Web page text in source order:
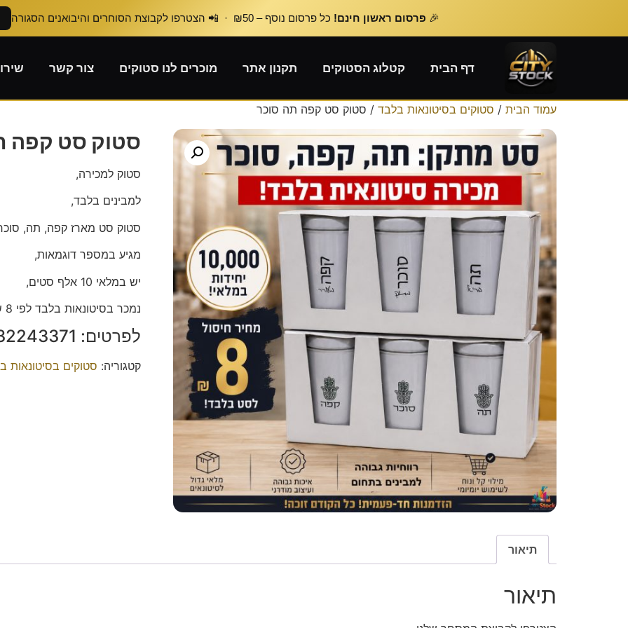
🎉 פרסום ראשון חינם! כל פרסום נוסף – ₪50 · 📲 הצטרפו לקבוצת הסוחרים והיבואנים הסגורה
דף הבית קטלוג הסטוקים תקנון אתר מוכרים לנו סטוקים צור קשר
עמוד הבית / סטוקים בסיטונאות בלבד / סטוק סט קפה תה סוכר
סטוק סט קפה
סטוק למכירה,
למבינים בלבד,
סטוק סט מארז קפה, תה,
מגיע במספר דוגמאות,
יש במלאי 10 אלף סטים,
נמכר בסיטונאות בלבד לפי 8 ש״ח לסט!
לפרטים: ‭0532243371‬ אברהם.
קטגוריה: סטוקים בסיטונאות
תיאור
תיאור